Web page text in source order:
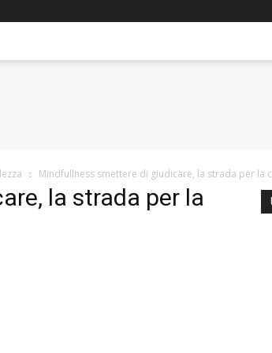
Mindfullness smettere di giudicare, la strada per la
la strada per la